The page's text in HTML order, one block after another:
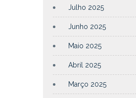
Julho 2025
Junho 2025
Maio 2025
Abril 2025
Março 2025